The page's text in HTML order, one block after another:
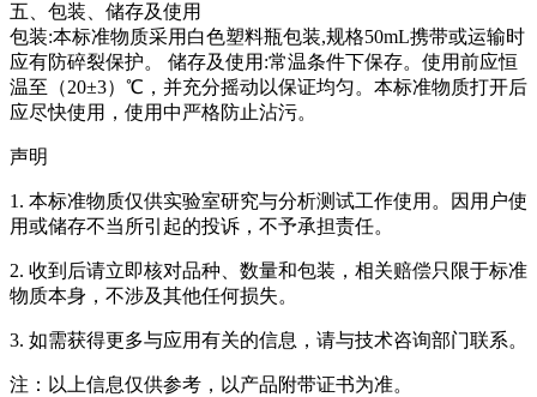
五、包装、储存及使用
包装:本标准物质采用白色塑料瓶包装,规格50mL携带或运输时
应有防碎裂保护。 储存及使用:常温条件下保存。使用前应恒
温至（20±3）℃，并充分摇动以保证均匀。本标准物质打开后
应尽快使用，使用中严格防止沾污。
声明
1. 本标准物质仅供实验室研究与分析测试工作使用。因用户使
用或储存不当所引起的投诉，不予承担责任。
2. 收到后请立即核对品种、数量和包装，相关赔偿只限于标准
物质本身，不涉及其他任何损失。
3. 如需获得更多与应用有关的信息，请与技术咨询部门联系。
注：以上信息仅供参考，以产品附带证书为准。